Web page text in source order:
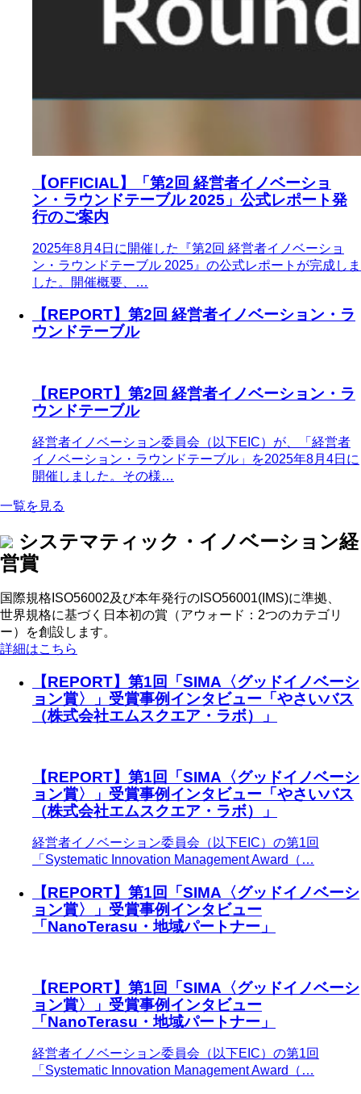
【OFFICIAL】「第2回 経営者イノベーショ
ン・ラウンドテーブル 2025」公式レポート発
行のご案内
2025年8月4日に開催した『第2回 経営者イノベーショ
ン・ラウンドテーブル 2025』の公式レポートが完成しま
した。開催概要、…
【REPORT】第2回 経営者イノベーション・ラ
ウンドテーブル
【REPORT】第2回 経営者イノベーション・ラ
ウンドテーブル
経営者イノベーション委員会（以下EIC）が、「経営者
イノベーション・ラウンドテーブル」を2025年8月4日に
開催しました。その様…
一覧を見る
システマティック・イノベーション経
営賞
国際規格ISO56002及び本年発行のISO56001(IMS)に準拠、
世界規格に基づく日本初の賞（アウォード：2つのカテゴリ
ー）を創設します。
詳細はこちら
【REPORT】第1回「SIMA〈グッドイノベーシ
ョン賞〉」受賞事例インタビュー「やさいバス
（株式会社エムスクエア・ラボ）」
【REPORT】第1回「SIMA〈グッドイノベーシ
ョン賞〉」受賞事例インタビュー「やさいバス
（株式会社エムスクエア・ラボ）」
経営者イノベーション委員会（以下EIC）の第1回
「Systematic Innovation Management Award（…
【REPORT】第1回「SIMA〈グッドイノベーシ
ョン賞〉」受賞事例インタビュー
「NanoTerasu・地域パートナー」
【REPORT】第1回「SIMA〈グッドイノベーシ
ョン賞〉」受賞事例インタビュー
「NanoTerasu・地域パートナー」
経営者イノベーション委員会（以下EIC）の第1回
「Systematic Innovation Management Award（…